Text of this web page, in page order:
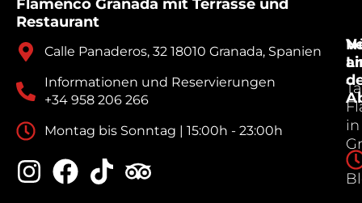
Flamenco Granada mit Terrasse und
Restaurant
Calle Panaderos, 32 18010 Granada, Spanien
Informationen und Reservierungen
+34 958 206 266
Montag bis Sonntag | 15:00h - 23:00h
in